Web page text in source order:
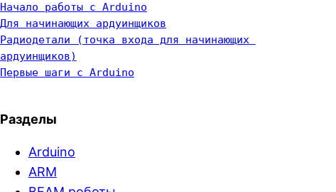
Начало работы с Arduino
Для начинающих ардуинщиков
Радиодетали (точка входа для начинающих
ардуинщиков)
Первые шаги с Arduino
Разделы
Arduino
ARM